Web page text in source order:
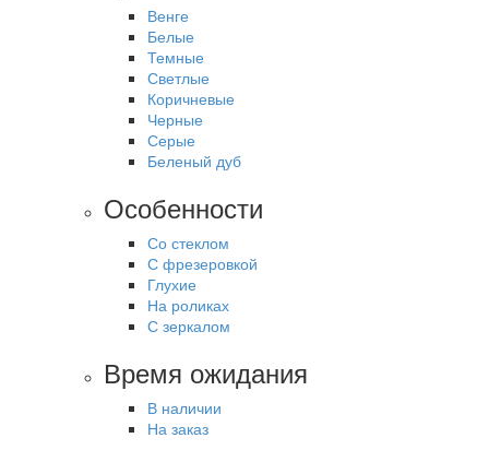
Венге
Белые
Темные
Светлые
Коричневые
Черные
Серые
Беленый дуб
Особенности
Со стеклом
С фрезеровкой
Глухие
На роликах
С зеркалом
Время ожидания
В наличии
На заказ